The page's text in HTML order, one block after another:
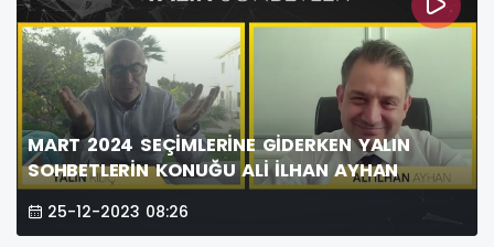
MART 2024 SEÇİMLERİNE GİDERKEN YALIN
SOHBETLERİN KONUĞU ALİ İLHAN AYHAN
25-12-2023 08:26